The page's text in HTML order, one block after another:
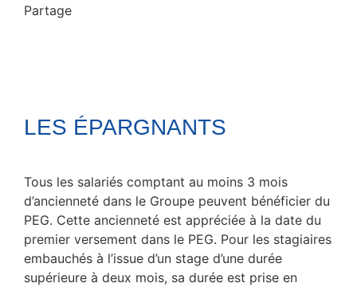
Partage
LES ÉPARGNANTS
Tous les salariés comptant au moins 3 mois
d’ancienneté dans le Groupe peuvent bénéficier du
PEG. Cette ancienneté est appréciée à la date du
premier versement dans le PEG. Pour les stagiaires
embauchés à l’issue d’un stage d’une durée
supérieure à deux mois, sa durée est prise en